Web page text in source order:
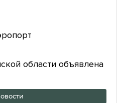
области объявлена